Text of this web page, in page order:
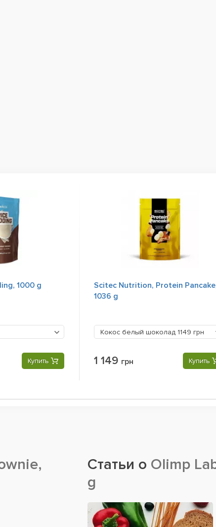
1000 g
Купить
Scitec Nutrition, Protein
1036 g
Кокос белый шоколад 1149 грн
1 149 грн Купить
Статьи о Olimp
g